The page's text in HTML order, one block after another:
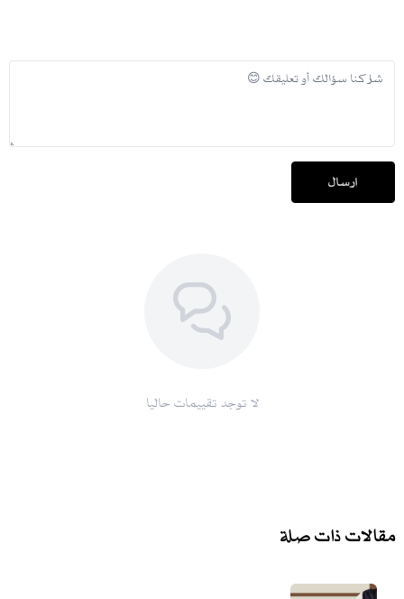
إرسال
لا توجد تقييمات حاليا
مقالات ذات صلة